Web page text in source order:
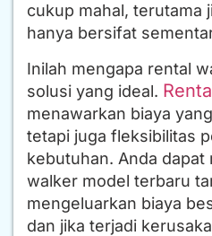
cukup mahal, terutama
hanya bersifat
Inilah mengapa rental
solusi yang ideal.
menawarkan biaya
tetapi juga fleksibilitas
kebutuhan. Anda dapat
walker model terbaru
mengeluarkan biaya
dan jika terjadi